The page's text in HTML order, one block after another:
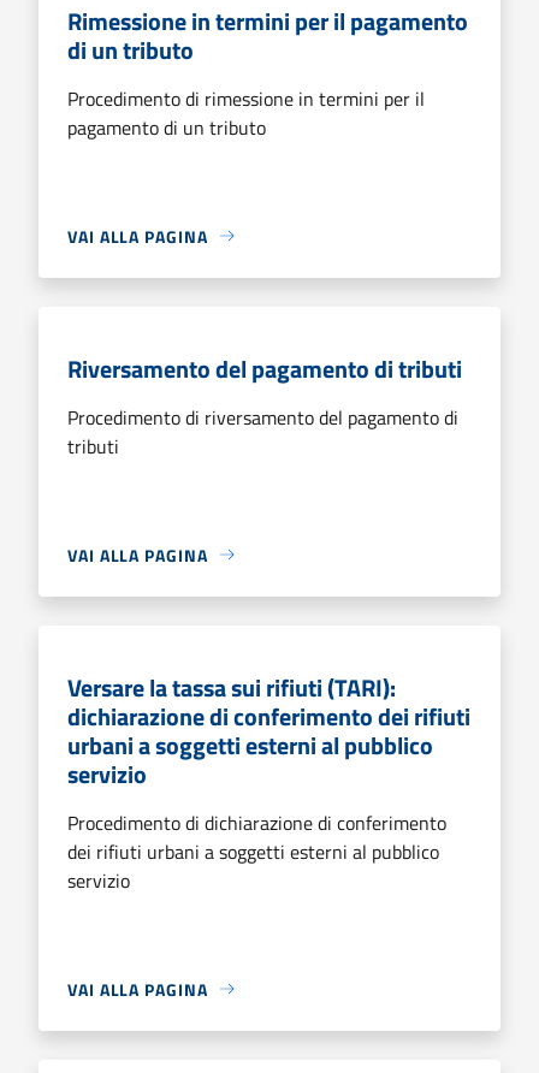
Rimessione in termini per il pagamento
di un tributo
Procedimento di rimessione in termini per il
pagamento di un tributo
VAI ALLA PAGINA
Riversamento del pagamento di tributi
Procedimento di riversamento del pagamento di
tributi
VAI ALLA PAGINA
Versare la tassa sui rifiuti (TARI):
dichiarazione di conferimento dei rifiuti
urbani a soggetti esterni al pubblico
servizio
Procedimento di dichiarazione di conferimento
dei rifiuti urbani a soggetti esterni al pubblico
servizio
VAI ALLA PAGINA